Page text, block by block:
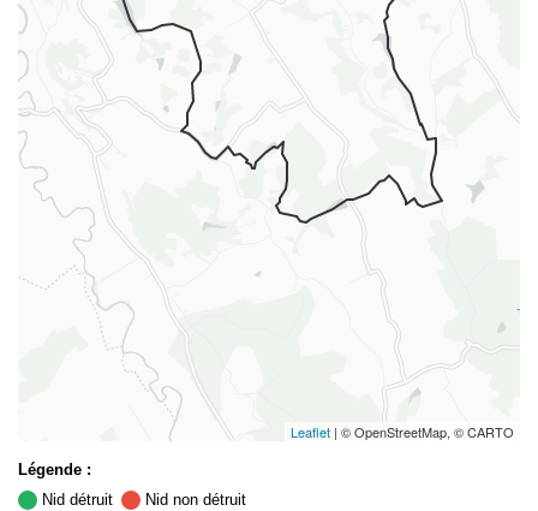
Leaflet | © OpenStreetMap, © CARTO
Légende :
Nid détruit
Nid non détruit